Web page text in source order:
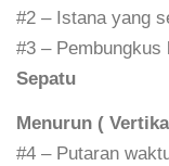
#2 – Istana yang
#3 –
Sepatu
Menurun (
#4 – Putaran